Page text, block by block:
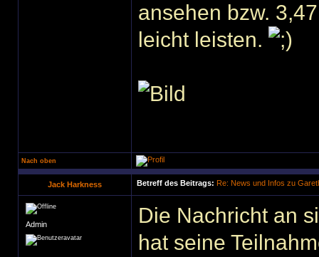
ansehen bzw.
leicht leisten.
Nach oben
Jack Harkness Betreff des Beitrags: Re: News und Infos zu
Admin
Die Nachricht an
hat seine